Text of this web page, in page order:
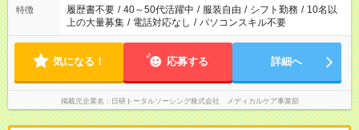
場合は応募できません。
特徴 履歴書不要 / 40～50代活躍中 / 服装自由 / シフト勤務 / 10名以
上の大量募集 / 電話対応なし / パソコンスキル不要
気になる！ 応募する 詳細へ
掲載元企業名 日研トータルソーシング株式会社 メディカルケア事業部